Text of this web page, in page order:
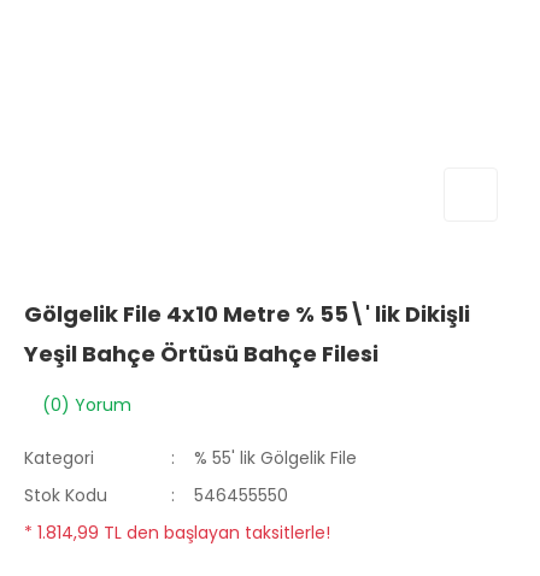
Gölgelik File 4x10 Metre % 55\' lik Dikişli
Yeşil Bahçe Örtüsü Bahçe Filesi
(0) Yorum
Kategori
% 55' lik Gölgelik File
Stok Kodu
546455550
* 1.814,99 TL den başlayan taksitlerle!